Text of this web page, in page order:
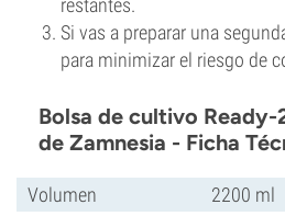
restantes.
Si vas a preparar una
para minimizar el riesgo de
Bolsa de cultivo
de Zamnesia - Ficha
Volumen
2200 ml